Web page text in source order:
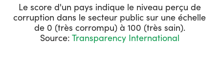
Le score d'un pays indique le niveau perçu de
corruption dans le secteur public sur une échelle
de 0 (très corrompu) à 100 (très sain).
Source: Transparency International